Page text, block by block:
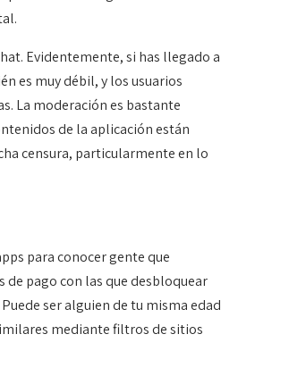
Evidentemente, si has llegado a
es muy débil, y los usuarios
La moderación es bastante
de la aplicación están
censura, particularmente en lo
para conocer gente que
pago con las que desbloquear
ser alguien de tu misma edad
mediante filtros de sitios